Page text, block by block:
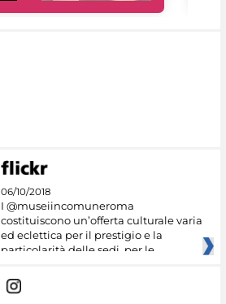
06/10/2018
I @museiincomuneroma
costituiscono un’offerta culturale varia
ed eclettica per il prestigio e la
particolarità delle sedi, per le